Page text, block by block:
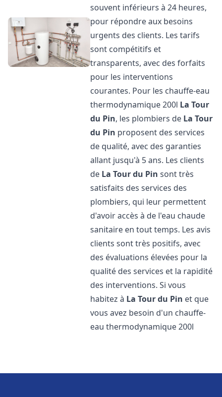
souvent inférieurs à 24 heures,
pour répondre aux besoins
urgents des clients. Les tarifs
sont compétitifs et
transparents, avec des forfaits
pour les interventions
courantes. Pour les chauffe-eau
thermodynamique 200l La Tour
du Pin, les plombiers de La Tour
du Pin proposent des services
de qualité, avec des garanties
allant jusqu'à 5 ans. Les clients
de La Tour du Pin sont très
satisfaits des services des
plombiers, qui leur permettent
d'avoir accès à de l'eau chaude
sanitaire en tout temps. Les avis
clients sont très positifs, avec
des évaluations élevées pour la
qualité des services et la rapidité
des interventions. Si vous
habitez à La Tour du Pin et que
vous avez besoin d'un chauffe-
eau thermodynamique 200l